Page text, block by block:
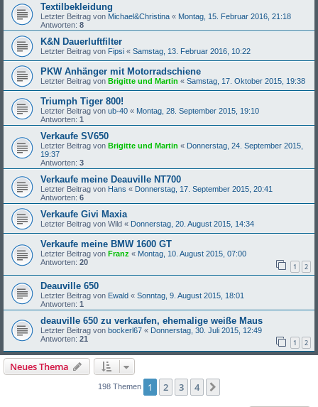
Textilbekleidung
Letzter Beitrag von Michael&Christina « Montag, 15. Februar 2016, 21:18
Antworten: 8
K&N Dauerluftfilter
Letzter Beitrag von Fipsi « Samstag, 13. Februar 2016, 10:22
PKW Anhänger mit Motorradschiene
Letzter Beitrag von Brigitte und Martin « Samstag, 17. Oktober 2015, 19:38
Triumph Tiger 800!
Letzter Beitrag von ub-40 « Montag, 28. September 2015, 19:10
Antworten: 1
Verkaufe SV650
Letzter Beitrag von Brigitte und Martin « Donnerstag, 24. September 2015,
19:37
Antworten: 3
Verkaufe meine Deauville NT700
Letzter Beitrag von Hans « Donnerstag, 17. September 2015, 20:41
Antworten: 6
Verkaufe Givi Maxia
Letzter Beitrag von Wild « Donnerstag, 20. August 2015, 14:34
Verkaufe meine BMW 1600 GT
Letzter Beitrag von Franz « Montag, 10. August 2015, 07:00
Antworten: 20 1 2
Deauville 650
Letzter Beitrag von Ewald « Sonntag, 9. August 2015, 18:01
Antworten: 1
deauville 650 zu verkaufen, ehemalige weiße Maus
Letzter Beitrag von bockerl67 « Donnerstag, 30. Juli 2015, 12:49
Antworten: 21 1 2
Neues Thema
198 Themen 1 2 3 4